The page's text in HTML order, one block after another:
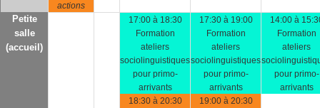
actions
Petite
salle
(accueil)
17:00 à 18:30
Formation
ateliers
sociolinguistiques
pour primo-
arrivants
18:30 à 20:30
17:30 à 19:00
Formation
ateliers
sociolinguistiques
pour primo-
arrivants
19:00 à 20:30
14:00 à
Formation
ateliers
pour primo-
arrivants